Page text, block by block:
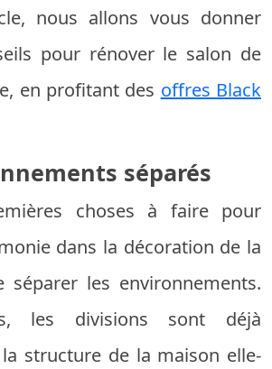
nous allons vous donner
pour rénover le salon de
en profitant des offres Black
séparés
choses à faire pour
dans la décoration de la
séparer les environnements.
les divisions sont déjà
structure de la maison elle-